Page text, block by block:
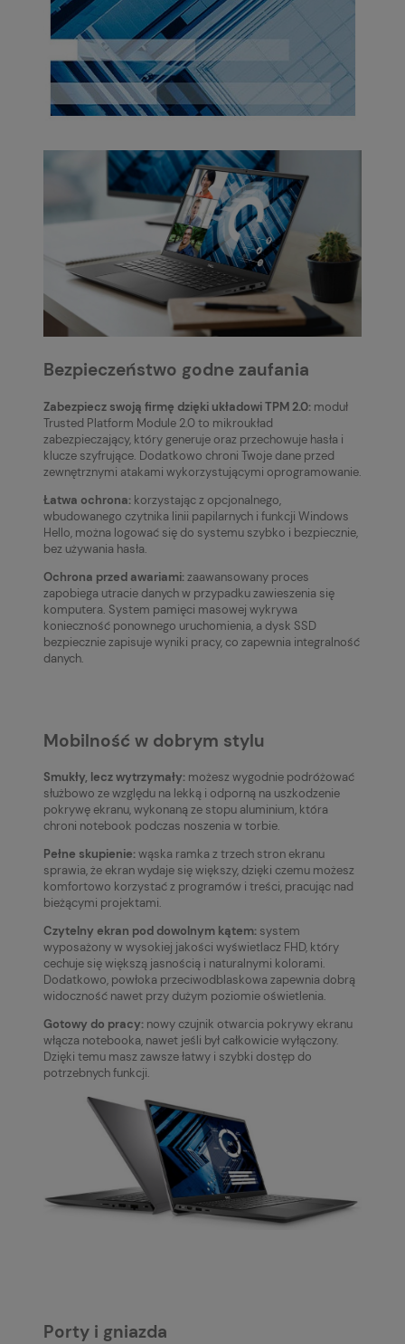
Bezpieczeństwo godne zaufania
Zabezpiecz swoją firmę dzięki układowi TPM 2.0: moduł
Trusted Platform Module 2.0 to mikroukład
zabezpieczający, który generuje oraz przechowuje hasła i
klucze szyfrujące. Dodatkowo chroni Twoje dane przed
zewnętrznymi atakami wykorzystującymi oprogramowanie.
Łatwa ochrona: korzystając z opcjonalnego,
wbudowanego czytnika linii papilarnych i funkcji Windows
Hello, można logować się do systemu szybko i bezpiecznie,
bez używania hasła.
Ochrona przed awariami:zaawansowany proces
zapobiega utracie danych w przypadku zawieszenia się
komputera. System pamięci masowej wykrywa
konieczność ponownego uruchomienia, a dysk SSD
bezpiecznie zapisuje wyniki pracy, co zapewnia integralność
danych.
Mobilność w dobrym stylu
Smukły, lecz wytrzymały: możesz wygodnie podróżować
służbowo ze względu na lekką i odporną na uszkodzenie
pokrywę ekranu, wykonaną ze stopu aluminium, która
chroni notebook podczas noszenia w torbie.
Pełne skupienie:wąska ramka z trzech stron ekranu
sprawia, że ekran wydaje się większy, dzięki czemu możesz
komfortowo korzystać z programów i treści, pracując nad
bieżącymi projektami.
Czytelny ekran pod dowolnym kątem: system
wyposażony w wysokiej jakości wyświetlacz FHD, który
cechuje się większą jasnością i naturalnymi kolorami.
Dodatkowo, powłoka przeciwodblaskowa zapewnia dobrą
widoczność nawet przy dużym poziomie oświetlenia.
Gotowy do pracy: nowy czujnik otwarcia pokrywy ekranu
włącza notebooka, nawet jeśli był całkowicie wyłączony.
Dzięki temu masz zawsze łatwy i szybki dostęp do
potrzebnych funkcji.
Porty i gniazda